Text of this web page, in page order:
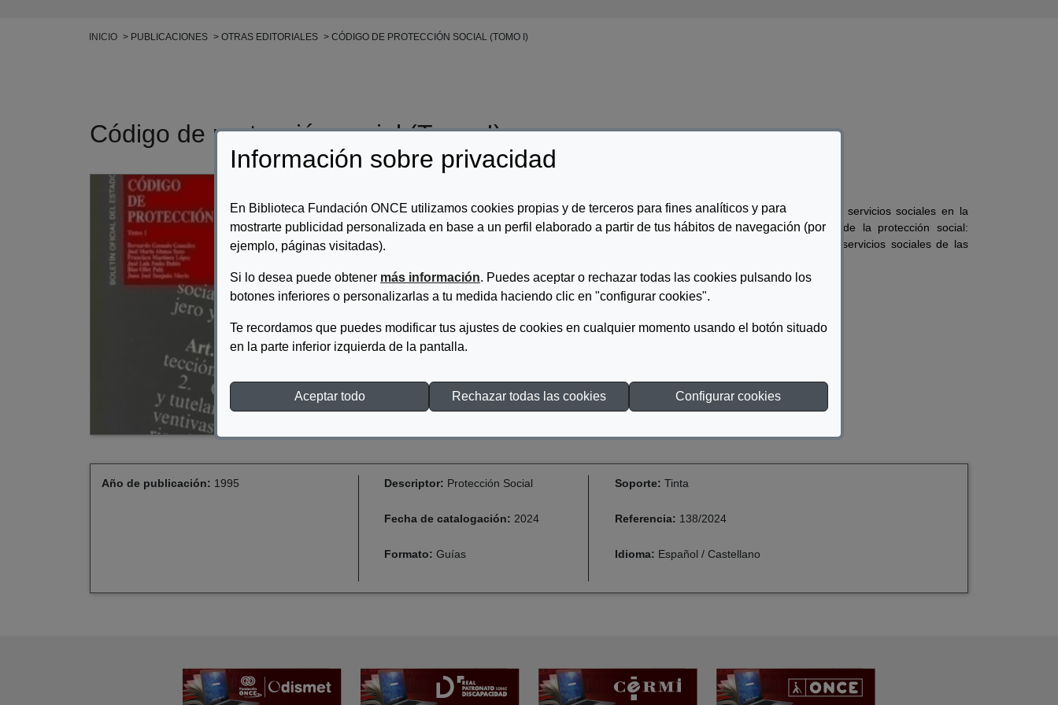
Información sobre privacidad
En Biblioteca Fundación ONCE utilizamos cookies propias y de terceros para fines analíticos y para
mostrarte publicidad personalizada en base a un perfil elaborado a partir de tus hábitos de navegación (por
ejemplo, páginas visitadas).
Si lo desea puede obtener más información. Puedes aceptar o rechazar todas las cookies pulsando los
botones inferiores o personalizarlas a tu medida haciendo clic en "configurar cookies".
Te recordamos que puedes modificar tus ajustes de cookies en cualquier momento usando el botón situado
en la parte inferior izquierda de la pantalla.
Aceptar todo Rechazar todas las cookies Configurar cookies
Ruta de navegación
INICIO PUBLICACIONES OTRAS EDITORIALES CÓDIGO DE PROTECCIÓN SOCIAL (TOMO I)
Código de protección social (Tomo I)
Formas históricas de protección social de las situaciones de necesidad. La asistencia social y los servicios sociales en la
Constitución. Los sistemas actuales de asistencia social y de servicios sociales. Ante la crisis de la protección social:
perspectivas de renovación de las políticas de asistencia social y de servicios sociales. Leyes de servicios sociales de las
Año de publicación: 1995 Descriptor: Protección Social
Fecha de catalogación: 2024
Formato:Guías
Soporte: Tinta
Referencia: 138/2024
Idioma: Español / Castellano